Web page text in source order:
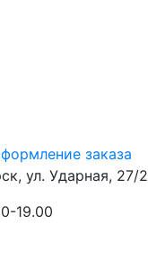
заказа
ул. Ударная, 27/2
19.00